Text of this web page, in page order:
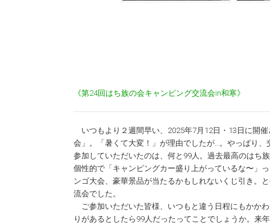
《第24回はち族の会キャンピング交流会in和寒》
いつもより２週間早い、2025年7月12日・13日に開
会」。「暑くて大変！」が理由でしたが…。やっぱり
参加していただいたのは、何と99人。過去最高のはち
個性的で「キャンピングカー盛り上がっているな〜」
ンゴ大会、豪華景品が当たるかもしれないくじ引き。
流会でした。
ご参加いただいた皆様、いつもと違う日程にもかか
りがあるとしたら99人だったってことでしょうか。来